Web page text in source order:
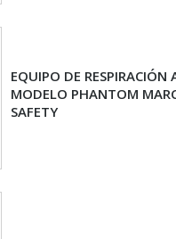
EQUIPO DE
MODELO PHANTOM
SAFETY